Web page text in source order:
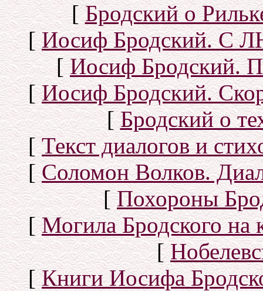
[Бродский о
[Иосиф Бродский. С
[Иосиф Бродский.
[Иосиф Бродский.
[Бродский о
[Текст диалогов и
[Соломон Волков.
[Похороны
[Могила Бродского
[
[Книги Иосифа